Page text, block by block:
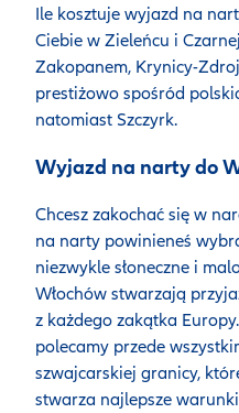
Ile kosztuje wyjazd na
Ciebie w Zieleńcu i
Zakopanem, Krynicy-
prestiżowo spośród
natomiast Szczyrk.
Wyjazd na narty do
Chcesz zakochać się w
na narty powinieneś
niezwykle słoneczne i
Włochów stwarzają
z każdego zakątka
polecamy przede
szwajcarskiej granicy,
stwarza najlepsze